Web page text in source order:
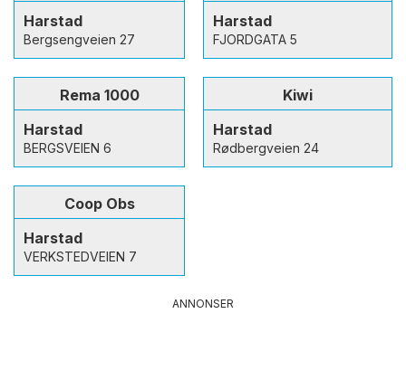
Harstad
Bergsengveien 27
Harstad
FJORDGATA 5
Rema 1000
Harstad
BERGSVEIEN 6
Kiwi
Harstad
Rødbergveien 24
Coop Obs
Harstad
VERKSTEDVEIEN 7
ANNONSER